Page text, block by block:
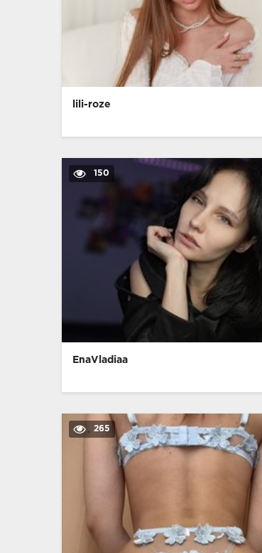
lili-roze
150
EnaVladiaa
265